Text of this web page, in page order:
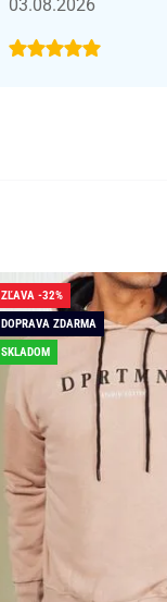
03.08.2026
ZĽAVA -32%
DOPRAVA ZDARMA
SKLADOM